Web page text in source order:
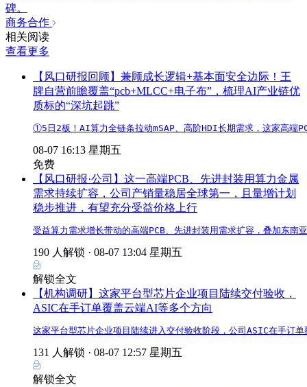
碑。
商务合作
相关阅读
查看更多
【风口研报回顾】兼顾成长逻辑+基本面安全边际！王
牌自营前瞻覆盖“pcb+MLCC+电子布”，梳理AI产业链优
质标的“深坑起跳”
①5日2板！AI算力全链条拉动mSAP、高阶HDI长期需求，这家高端
08-07 16:13 星期五
免费
【风口研报·公司】这一高端PCB、先进封装用算力金属
需求持续扩容，公司产销量稳居全球第一，且量增计划
稳步推进，有望充分受益价格上行
受益算力需求增长带动的高端PCB、先进封装用需求扩容，叠加东
190 人解锁 · 08-07 13:04 星期五
解锁全文
【机构调研】这家平台型芯片企业项目陆续交付验收，
ASIC在手订单覆盖云端AI等多个方向
这家平台型芯片企业项目陆续进入交付验收阶段，公司ASIC在手订
131 人解锁 · 08-07 12:57 星期五
解锁全文